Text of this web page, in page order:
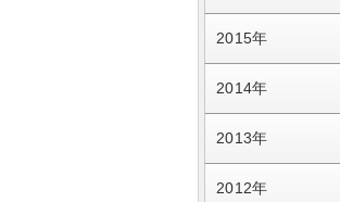
2015年
2014年
2013年
2012年